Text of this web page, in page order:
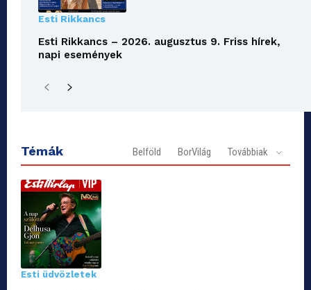
Esti Rikkancs
Esti Rikkancs – 2026. augusztus 9. Friss hírek,
napi események
Témák Belföld BorVilág Továbbiak
Esti üdvözletek